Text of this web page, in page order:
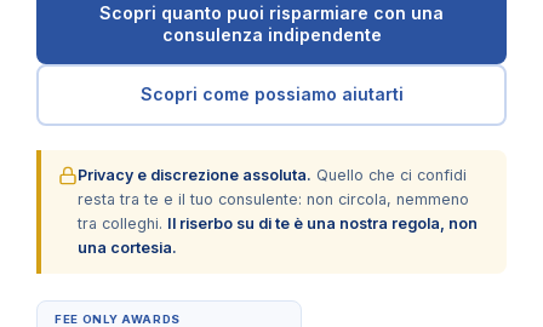
Scopri quanto puoi risparmiare con una
consulenza indipendente
Scopri come possiamo aiutarti
Privacy e discrezione assoluta. Quello che ci confidi
resta tra te e il tuo consulente: non circola, nemmeno
tra colleghi. Il riserbo su di te è una nostra regola, non
una cortesia.
FEE ONLY AWARDS